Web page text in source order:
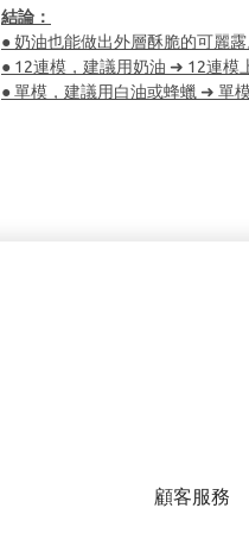
結論：
● 奶油也能做出外層酥脆的可麗露
● 12連模，建議用奶油 ➜ 12連模
● 單模，建議用白油或蜂蠟 ➜ 單
顧客服務